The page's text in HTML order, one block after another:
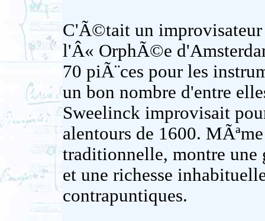
C'Ã©tait un
l'Â« OrphÃ©e
70 piÃ¨ces pour les
un bon nombre d'entre
Sweelinck improvisait
alentours de 1600.
traditionnelle, montre une
et une richesse
contrapuntiques.